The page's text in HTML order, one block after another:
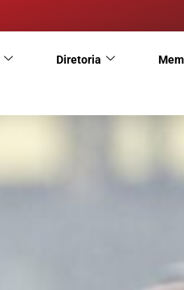
Diretoria